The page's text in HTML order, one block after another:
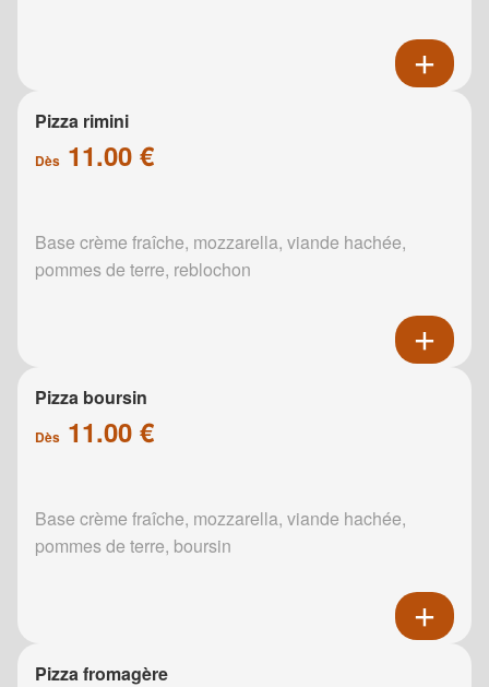
Pizza rimini
Dès 11.00 €
Base crème fraîche, mozzarella, viande hachée,
pommes de terre, reblochon
Pizza boursin
Dès 11.00 €
Base crème fraîche, mozzarella, viande hachée,
pommes de terre, boursin
Pizza fromagère